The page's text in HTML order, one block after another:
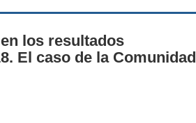
los resultados
El caso de la Comunidad